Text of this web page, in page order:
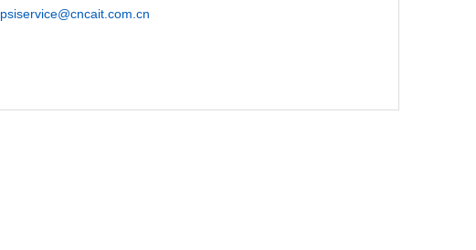
psiservice@cncait.com.cn